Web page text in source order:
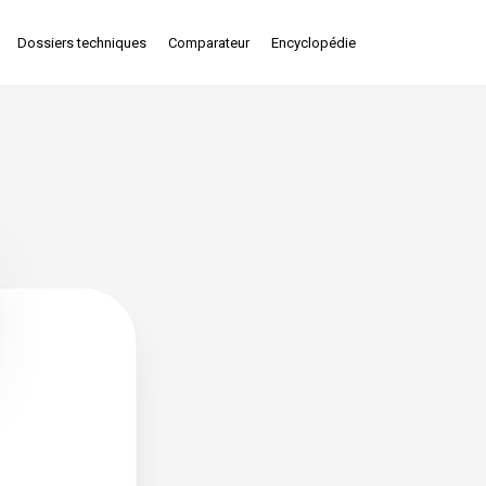
Dossiers techniques Comparateur Encyclopédie